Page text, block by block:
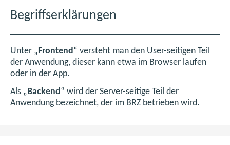
Begriffserklärungen
Unter „Frontend“ versteht man den User-seitigen Teil
der Anwendung, dieser kann etwa im Browser laufen
oder in der App.
Als „ Backend “ wird der Server-seitige Teil der
Anwendung bezeichnet, der im BRZ betrieben wird.